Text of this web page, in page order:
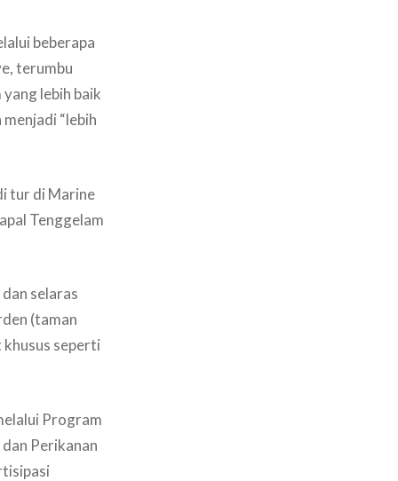
beberapa
terumbu
lebih baik
“lebih
tur di Marine
Tenggelam
selaras
(taman
seperti
Program
Perikanan